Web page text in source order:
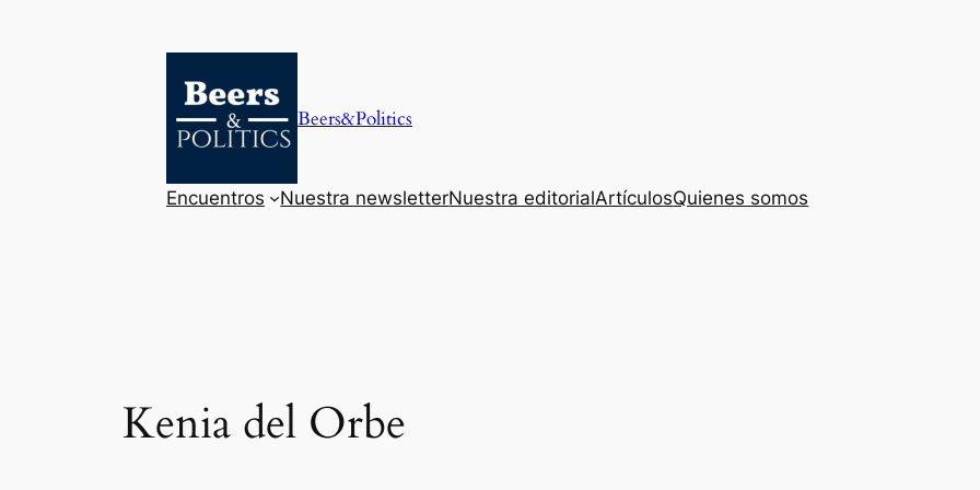
Beers&Politics
Encuentros Nuestra newsletterNuestra editorialArtículosQuienes somos
Kenia del Orbe